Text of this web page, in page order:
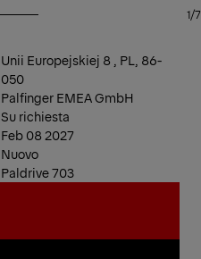
1/7
Unii Europejskiej 8 , PL, 86-
050
Palfinger EMEA GmbH
Su richiesta
Feb 08 2027
Nuovo
Paldrive 703